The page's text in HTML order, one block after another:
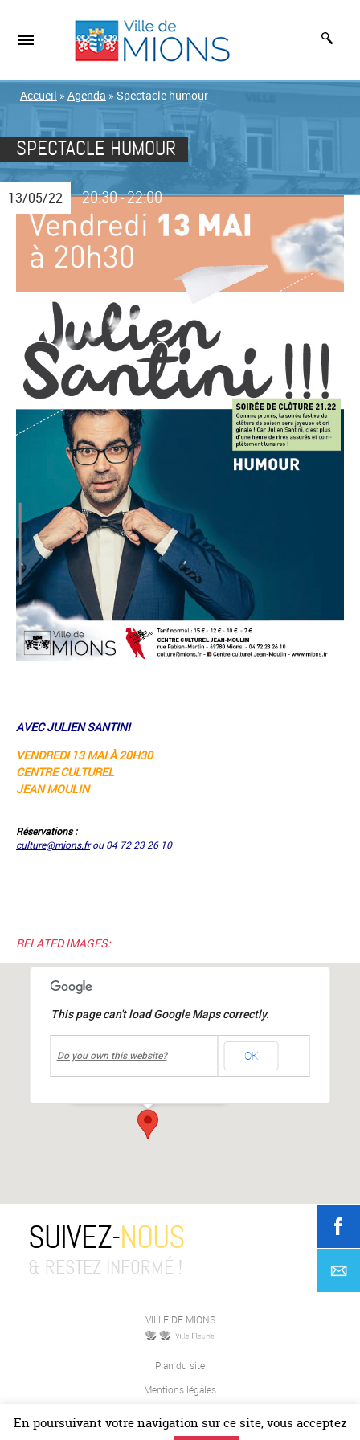
Accueil » Agenda » Spectacle humour
SPECTACLE HUMOUR
13/05/22 20:30-22:00
AVEC JULIEN SANTINI
VENDREDI 13 MAI À 20H30
CENTRE CULTUREL
JEAN MOULIN
Réservations :
culture@mions.frou 04 72 23 26 10
RELATED IMAGES:
Centre culturel Jean MOULIN
This page can't load Google Maps correctly.
Do you own this website? OK
SUIVEZ-NOUS
& RESTEZ INFORMÉ !
VILLE DE MIONS
Plan du site
Mentions légales
En poursuivant votre navigation sur ce site, vous acceptez